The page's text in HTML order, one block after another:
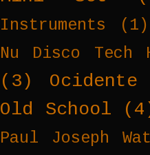
Instruments
(1)
Nu Disco Tech
(3)
Ocidente
Old School
Paul Joseph